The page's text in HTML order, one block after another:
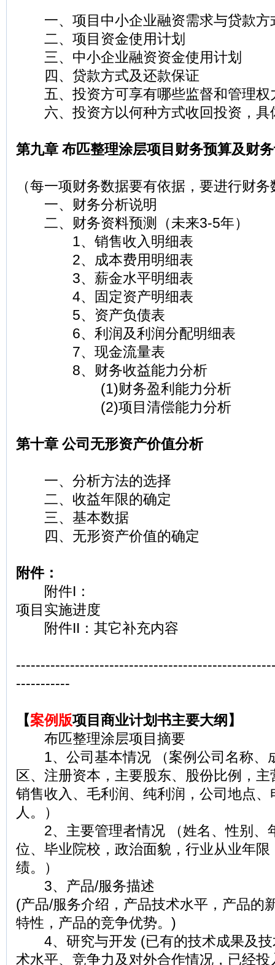
一、项目中小企业融资需求与贷款方
二、项目资金使用计划
三、中小企业融资资金使用计划
四、贷款方式及还款保证
五、投资方可享有哪些监督和管理权
六、投资方以何种方式收回投资，具
第九章 布匹整理涂层项目财务预算及财
（每一项财务数据要有依据，要进行财
一、财务分析说明
二、财务资料预测（未来3-5年）
1、销售收入明细表
2、成本费用明细表
3、薪金水平明细表
4、固定资产明细表
5、资产负债表
6、利润及利润分配明细表
7、现金流量表
8、财务收益能力分析
(1)财务盈利能力分析
(2)项目清偿能力分析
第十章 公司无形资产价值分析
一、分析方法的选择
二、收益年限的确定
三、基本数据
四、无形资产价值的确定
附件：
附件I：
项目实施进度
附件II：其它补充内容
-----------
【案例版项目商业计划书主要大纲】
布匹整理涂层项目摘要
1、公司基本情况 （案例公司名称、
区、注册资本，主要股东、股份比例，
销售收入、毛利润、纯利润，公司地点
人。）
2、主要管理者情况 （姓名、性别、
位、毕业院校，政治面貌，行业从业年
绩。）
3、产品/服务描述
(产品/服务介绍，产品技术水平，产品的
特性，产品的竞争优势。)
4、研究与开发 (已有的技术成果及技
术水平、竞争力及对外合作情况，已经